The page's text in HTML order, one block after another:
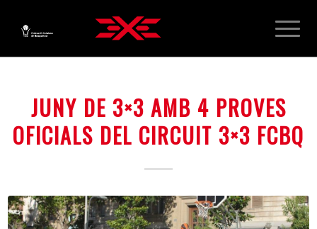
JUNY DE 3×3 AMB 4 PROVES
OFICIALS DEL CIRCUIT 3×3 FCBQ